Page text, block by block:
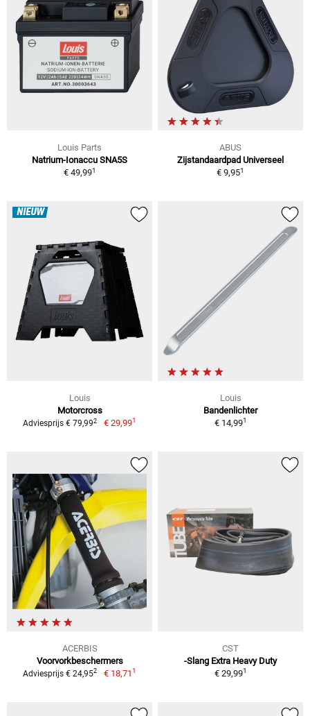
Louis Parts
Natrium-Ionaccu SNA5S
€ 49,991
ABUS
Zijstandaardpad Universeel
€ 9,951
NIEUW
Louis
Motorcross
Adviesprijs € 79,992 € 29,991
Louis
Bandenlichter
€ 14,991
ACERBIS
Voorvorkbeschermers
Adviesprijs € 24,952 € 18,711
CST
-Slang Extra Heavy Duty
€ 29,991